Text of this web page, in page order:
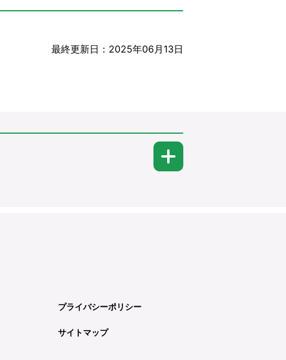
最終更新日：2025年06月13日
プライバシーポリシー
サイトマップ